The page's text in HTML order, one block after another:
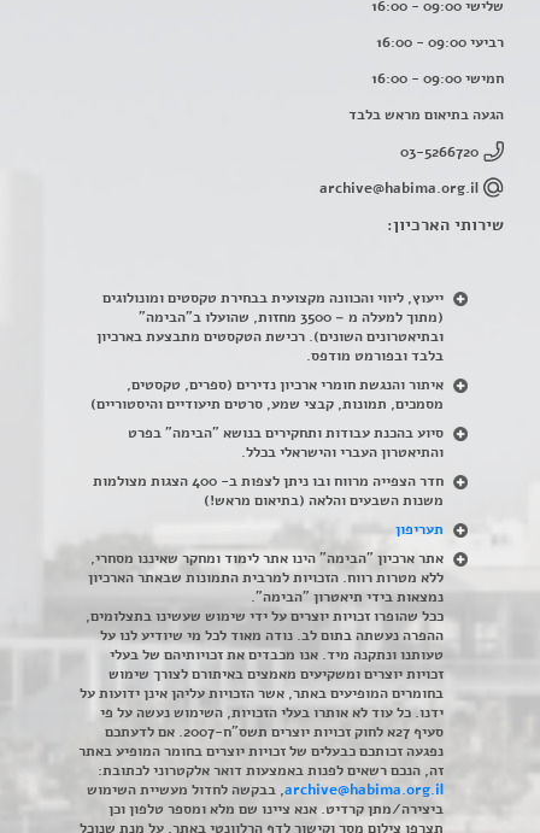
שלישי 09:00 - 16:00
רביעי 09:00 - 16:00
חמישי 09:00 - 16:00
הגעה בתיאום מראש בלבד
03-5266720
archive@habima.org.il
שירותי הארכיון:
ייעוץ, ליווי והכוונה מקצועית בבחירת טקסטים ומונולוגים
(מתוך למעלה מ – 3500 מחזות, שהועלו ב"הבימה"
ובתיאטרונים השונים). רכישת הטקסטים מתבצעת בארכיון
בלבד ובפורמט מודפס.
איתור והנגשת חומרי ארכיון נדירים (ספרים, טקסטים,
מסמכים, תמונות, קבצי שמע, סרטים תיעודיים והיסטוריים)
סיוע בהכנת עבודות ותחקירים בנושא "הבימה" בפרט
והתיאטרון העברי והישראלי בכלל.
חדר הצפייה מרווח ובו ניתן לצפות ב- 400 הצגות מצולמות
משנות השבעים והלאה (בתיאום מראש!)
תעריפון
אתר ארכיון "הבימה" הינו אתר לימוד ומחקר שאיננו מסחרי,
ללא מטרות רווח. הזכויות למרבית התמונות שבאתר הארכיון
נמצאות בידי תיאטרון "הבימה".
ככל שהופרו זכויות יוצרים על ידי שימוש שעשינו בתצלומים,
ההפרה נעשתה בתום לב. נודה מאוד לכל מי שיודיע לנו על
טעותנו ונתקנה מיד. אנו מכבדים את זכויותיהם של בעלי
זכויות יוצרים ומשקיעים מאמצים באיתורם לצורך שימוש
בחומרים המופיעים באתר, אשר הזכויות עליהן אינן ידועות על
ידנו. כל עוד לא אותרו בעלי הזכויות, השימוש נעשה על פי
סעיף 27א לחוק זכויות יוצרים תשס"ח-2007. אם לדעתכם
נפגעה זכותכם כבעלים של זכויות יוצרים בחומר המופיע באתר
זה, הנכם רשאים לפנות באמצעות דואר אלקטרוני לכתובת:
archive@habima.org.il, בבקשה לחדול מעשיית השימוש
ביצירה/מתן קרדיט. אנא ציינו שם מלא ומספר טלפון וכן
תצרפו צילום מסך וקישור לדף הרלוונטי באתר, על מנת שנוכל